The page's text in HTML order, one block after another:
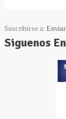
Suscribirse a:
Siguenos